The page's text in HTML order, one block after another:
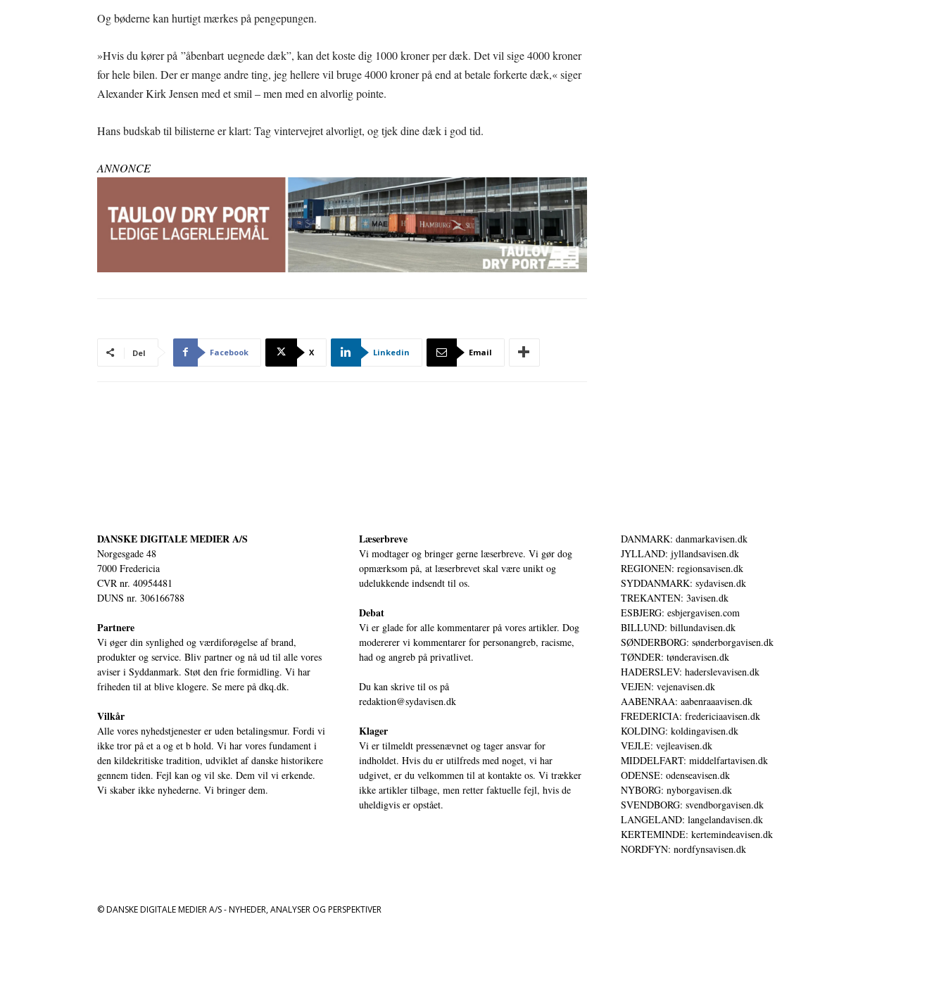
Og bøderne kan hurtigt mærkes på pengepungen.
»Hvis du kører på ”åbenbart uegnede dæk”, kan det koste dig 1000 kroner per dæk. Det vil sige 4000 kroner
for hele bilen. Der er mange andre ting, jeg hellere vil bruge 4000 kroner på end at betale forkerte dæk,« siger
Alexander Kirk Jensen med et smil – men med en alvorlig pointe.
Hans budskab til bilisterne er klart: Tag vintervejret alvorligt, og tjek dine dæk i god tid.
ANNONCE
Del Facebook X Linkedin Email
DANSKE DIGITALE MEDIER A/S
Norgesgade 48
7000 Fredericia
CVR nr. 40954481
DUNS nr. 306166788
Partnere
Vi øger din synlighed og værdiforøgelse af brand,
produkter og service. Bliv partner og nå ud til alle vores
aviser i Syddanmark. Støt den frie formidling. Vi har
friheden til at blive klogere. Se mere på dkq.dk.
Vilkår
Alle vores nyhedstjenester er uden betalingsmur. Fordi vi
ikke tror på et a og et b hold. Vi har vores fundament i
den kildekritiske tradition, udviklet af danske historikere
gennem tiden. Fejl kan og vil ske. Dem vil vi erkende.
Vi skaber ikke nyhederne. Vi bringer dem.
Læserbreve
Vi modtager og bringer gerne læserbreve. Vi gør dog
opmærksom på, at læserbrevet skal være unikt og
udelukkende indsendt til os.
Debat
Vi er glade for alle kommentarer på vores artikler. Dog
modererer vi kommentarer for personangreb, racisme,
had og angreb på privatlivet.
Du kan skrive til os på
redaktion@sydavisen.dk
Klager
Vi er tilmeldt pressenævnet og tager ansvar for
indholdet. Hvis du er utilfreds med noget, vi har
udgivet, er du velkommen til at kontakte os. Vi trækker
ikke artikler tilbage, men retter faktuelle fejl, hvis de
uheldigvis er opstået.
DANMARK: danmarkavisen.dk
JYLLAND: jyllandsavisen.dk
REGIONEN: regionsavisen.dk
SYDDANMARK: sydavisen.dk
TREKANTEN: 3avisen.dk
ESBJERG: esbjergavisen.com
BILLUND: billundavisen.dk
SØNDERBORG: sønderborgavisen.dk
TØNDER: tønderavisen.dk
HADERSLEV: haderslevavisen.dk
VEJEN: vejenavisen.dk
AABENRAA: aabenraaavisen.dk
FREDERICIA: fredericiaavisen.dk
KOLDING: koldingavisen.dk
VEJLE: vejleavisen.dk
MIDDELFART: middelfartavisen.dk
ODENSE: odenseavisen.dk
NYBORG: nyborgavisen.dk
SVENDBORG: svendborgavisen.dk
LANGELAND: langelandavisen.dk
KERTEMINDE: kertemindeavisen.dk
NORDFYN: nordfynsavisen.dk
© DANSKE DIGITALE MEDIER A/S - NYHEDER, ANALYSER OG PERSPEKTIVER